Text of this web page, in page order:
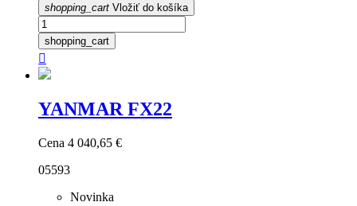
shopping_cart Vložiť do košíka
shopping_cart

YANMAR FX22
Cena 4 040,65 €
05593
Novinka